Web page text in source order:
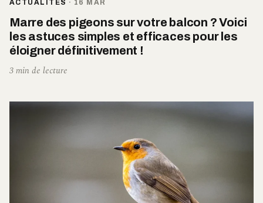
ACTUALITÉS · 16 MAR
Marre des pigeons sur votre balcon ? Voici
les astuces simples et efficaces pour les
éloigner définitivement !
3 min de lecture